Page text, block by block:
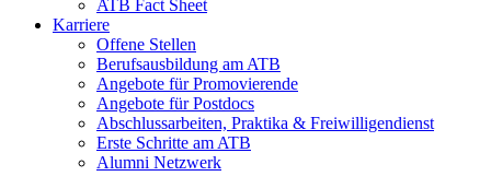
ATB Fact Sheet
Karriere
Offene Stellen
Berufsausbildung am ATB
Angebote für Promovierende
Angebote für Postdocs
Abschlussarbeiten, Praktika & Freiwilligendienst
Erste Schritte am ATB
Alumni Netzwerk